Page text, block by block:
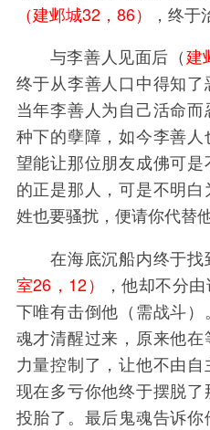
（建邺城32，86）
，终于
与李善人见面后（建
终于从李善人口中得知
当年李善人为自己活命
种下的孽障，如今李善
望能让那位朋友成佛可
的正是那人，可是不明
姓也要骚扰，便请你代替
在海底沉船内终于找
室26，12）
，他却不分
下唯有击倒他（需战斗
魂才清醒过来，原来他
力量控制了，让他不由自
现在多亏你他终于摆脱
投胎了。最后鬼魂告诉你